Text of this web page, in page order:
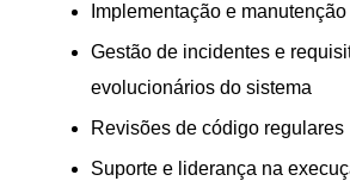
Implementação e
Gestão de incidentes e
evolucionários do sistema
Revisões de código regulares
Suporte e liderança na